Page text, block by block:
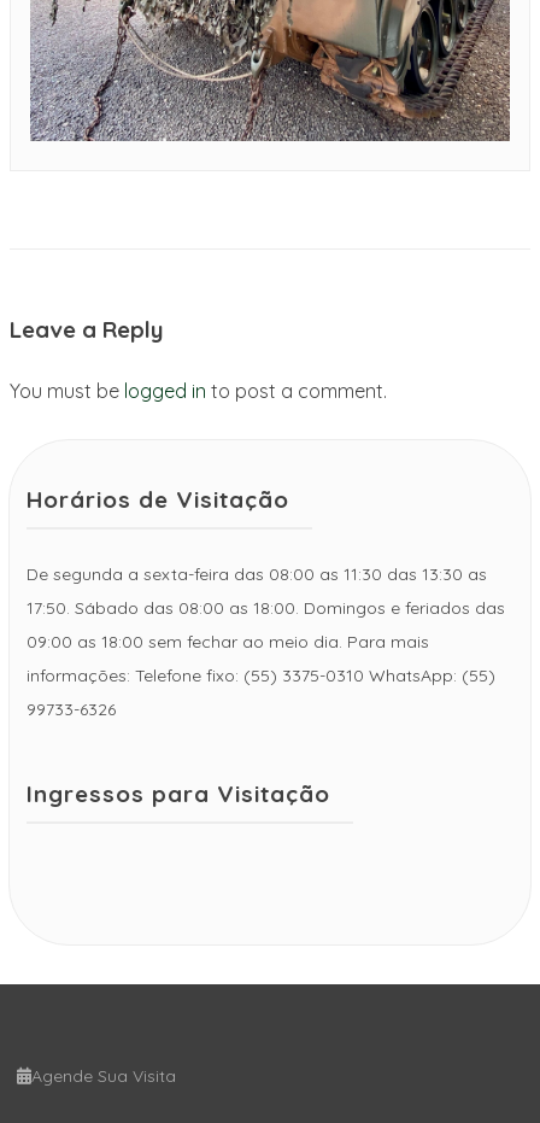
Leave a Reply
You must be logged in to post a comment.
Horários de Visitação
De segunda a sexta-feira das 08:00 as 11:30 das 13:30 as
17:50. Sábado das 08:00 as 18:00. Domingos e feriados das
09:00 as 18:00 sem fechar ao meio dia. Para mais
informações: Telefone fixo: (55) 3375-0310 WhatsApp: (55)
99733-6326
Ingressos para Visitação
Agende Sua Visita